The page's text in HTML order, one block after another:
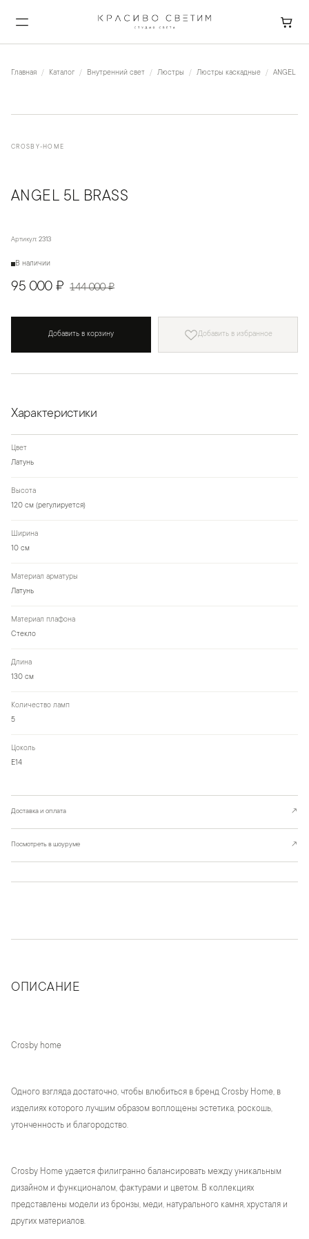
Главная Каталог Внутренний свет Люстры Люстры каскадные ANGEL 5L
CROSBY-HOME
ANGEL 5L BRASS
Артикул: 2313
В наличии
95 000 ₽ 144 000 ₽
Добавить в корзину Добавить в избранное
Характеристики
Цвет
Латунь
Высота
120 см (регулируется)
Ширина
10 см
Материал арматуры
Латунь
Материал плафона
Стекло
Длина
130 см
Количество ламп
5
Цоколь
Е14
Доставка и оплата ↗
Посмотреть в шоуруме ↗
ОПИСАНИЕ
Crosby home
Одного взгляда достаточно, чтобы влюбиться в бренд Crosby Home, в
изделиях которого лучшим образом воплощены эстетика, роскошь,
утонченность и благородство.
Crosby Home удается филигранно балансировать между уникальным
дизайном и функционалом, фактурами и цветом. В коллекциях
представлены модели из бронзы, меди, натурального камня, хрусталя и
других материалов.